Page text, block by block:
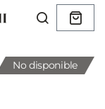
No disponible